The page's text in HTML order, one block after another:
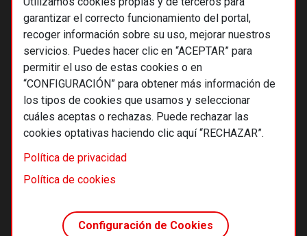
garantizar el correcto funcionamiento del portal,
recoger información sobre su uso, mejorar nuestros
servicios. Puedes hacer clic en “ACEPTAR” para
permitir el uso de estas cookies o en
“CONFIGURACIÓN” para obtener más información de
los tipos de cookies que usamos y seleccionar
cuáles aceptas o rechazas. Puede rechazar las
cookies optativas haciendo clic aquí “RECHAZAR”.
Política de privacidad
Política de cookies
Configuración de Cookies
© 2026 Alternativas económicas SCCL
Footer
Términos y condiciones de uso
Política de cookies